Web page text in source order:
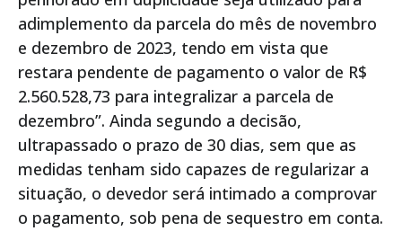
adimplemento da parcela do mês de novembro
e dezembro de 2023, tendo em vista que
restara pendente de pagamento o valor de R$
2.560.528,73 para integralizar a parcela de
dezembro”. Ainda segundo a decisão,
ultrapassado o prazo de 30 dias, sem que as
medidas tenham sido capazes de regularizar a
situação, o devedor será intimado a comprovar
o pagamento, sob pena de sequestro em conta.